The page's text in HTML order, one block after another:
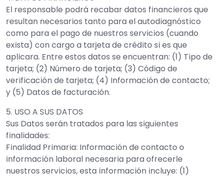
El responsable podrá recabar datos financieros que
resultan necesarios tanto para el autodiagnóstico
como para el pago de nuestros servicios (cuando
exista) con cargo a tarjeta de crédito si es que
aplicara. Entre estos datos se encuentran: (1) Tipo de
tarjeta; (2) Número de tarjeta; (3) Código de
verificación de tarjeta; (4) Información de contacto;
y (5) Datos de facturación.
5. USO A SUS DATOS
Sus Datos serán tratados para las siguientes
finalidades:
Finalidad Primaria: Información de contacto o
información laboral necesaria para ofrecerle
nuestros servicios, esta información incluye: (1)